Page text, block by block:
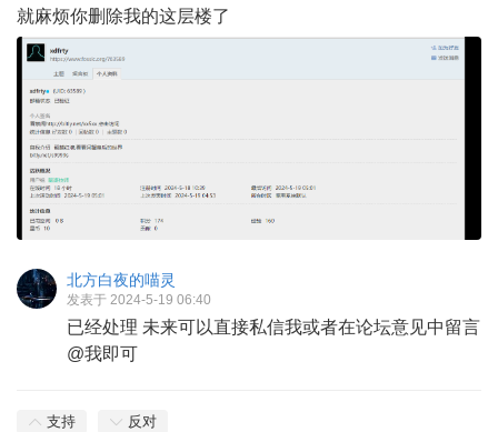
就麻烦你删除我的这层楼了
北方白夜的喵灵
发表于 2024-5-19 06:40
已经处理 未来可以直接私信我或者在论坛意见中留言
@我即可
支持 反对